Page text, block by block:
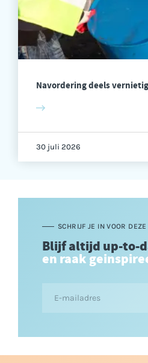
Navordering deels
30 juli 2026
SCHRIJF JE IN VOOR
Blijf altijd up-to-
en raak